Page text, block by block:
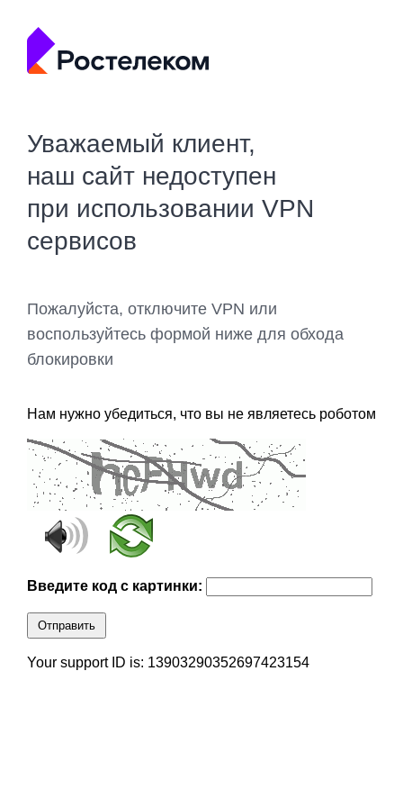
Уважаемый клиент,
наш сайт недоступен
при использовании VPN
сервисов
Пожалуйста, отключите VPN или
воспользуйтесь формой ниже для обхода
блокировки
Нам нужно убедиться, что вы не являетесь роботом
Введите код с картинки:
Отправить
Your support ID is: 13903290352697423154